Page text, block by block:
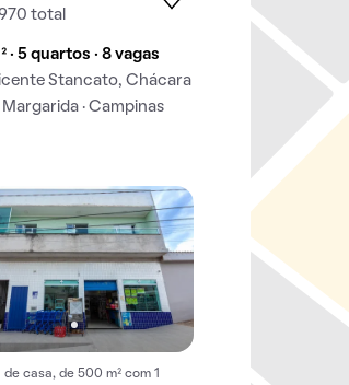
total
· 5 quartos · 8 vagas
Stancato, Chácara
· Campinas
de casa, de 500 m² com 1